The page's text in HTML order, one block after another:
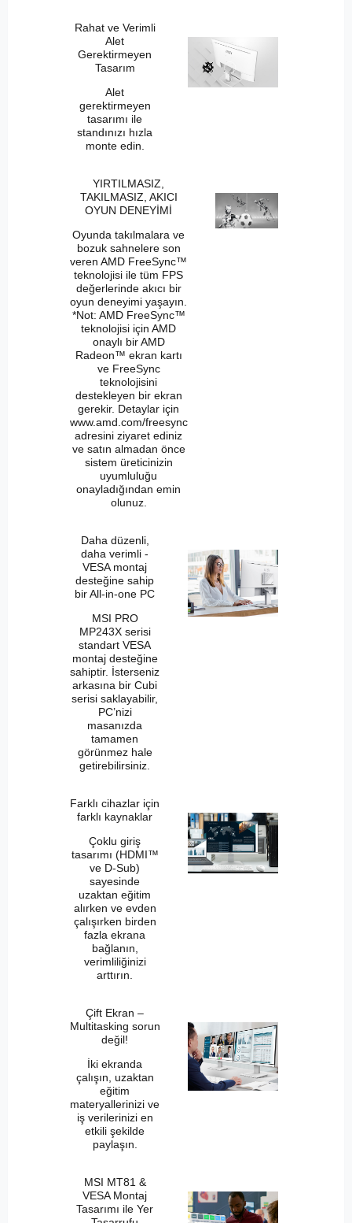
Rahat ve Verimli
Alet
Gerektirmeyen
Tasarım
Alet
gerektirmeyen
tasarımı ile
standınızı hızla
monte edin.
YIRTILMASIZ,
TAKILMASIZ, AKICI
OYUN DENEYİMİ
Oyunda takılmalara ve
bozuk sahnelere son
veren AMD FreeSync™
teknolojisi ile tüm FPS
değerlerinde akıcı bir
oyun deneyimi yaşayın.
*Not: AMD FreeSync™
teknolojisi için AMD
onaylı bir AMD
Radeon™ ekran kartı
ve FreeSync
teknolojisini
destekleyen bir ekran
gerekir. Detaylar için
www.amd.com/freesync
adresini ziyaret ediniz
ve satın almadan önce
sistem üreticinizin
uyumluluğu
onayladığından emin
olunuz.
Daha düzenli,
daha verimli -
VESA montaj
desteğine sahip
bir All-in-one PC
MSI PRO
MP243X serisi
standart VESA
montaj desteğine
sahiptir. İsterseniz
arkasına bir Cubi
serisi saklayabilir,
PC’nizi
masanızda
tamamen
görünmez hale
getirebilirsiniz.
Farklı cihazlar için
farklı kaynaklar
Çoklu giriş
tasarımı (HDMI™
ve D-Sub)
sayesinde
uzaktan eğitim
alırken ve evden
çalışırken birden
fazla ekrana
bağlanın,
verimliliğinizi
arttırın.
Çift Ekran –
Multitasking sorun
değil!
İki ekranda
çalışın, uzaktan
eğitim
materyallerinizi ve
iş verilerinizi en
etkili şekilde
paylaşın.
MSI MT81 &
VESA Montaj
Tasarımı ile Yer